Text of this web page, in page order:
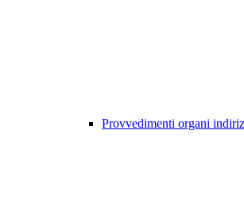
Provvedimenti organi